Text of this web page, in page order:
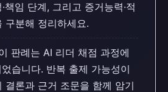
책임 단계, 그리고 증거능력·적
구분해 정리하세요.
판례는 AI 리더 채점 과정에
습니다. 반복 출제 가능성이
결론과 근거 조문을 함께 암기